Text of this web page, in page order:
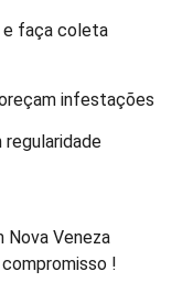
e faça coleta
infestações
regularidade
Nova Veneza
!